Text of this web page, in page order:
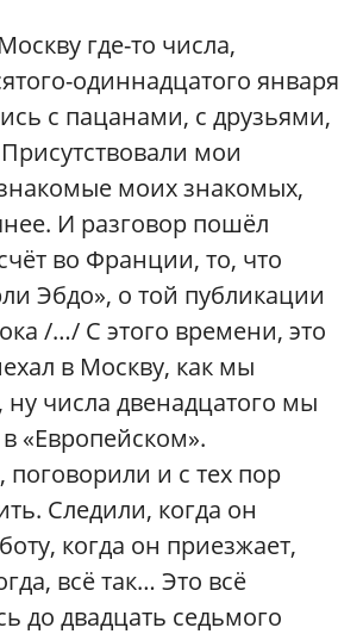
где-то числа,
одиннадцатого января
с пацанами, с друзьями,
мои
моих знакомых,
И разговор пошёл
во Франции, то, что
Эбдо», о той публикации
/…/ С этого времени, это
в Москву, как мы
ну числа двенадцатого мы
«Европейском».
поговорили и с тех пор
Следили, когда он
когда он приезжает,
всё так… Это всё
до двадцать седьмого